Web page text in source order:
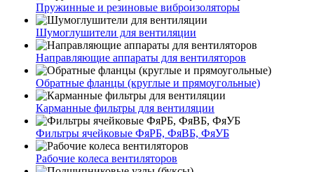
Пружинные и резиновые виброизоляторы
Шумоглушители для вентиляции
Направляющие аппараты для вентиляторов
Обратные фланцы (круглые и прямоугольные)
Карманные фильтры для вентиляции
Фильтры ячейковые ФяРБ, ФяВБ, ФяУБ
Рабочие колеса вентиляторов